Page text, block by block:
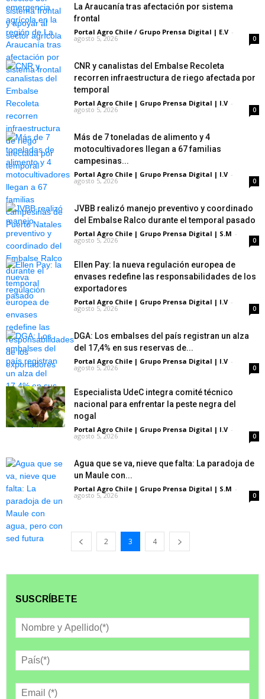
La Araucanía tras afectación por sistema
frontal
Portal Agro Chile / Grupo Prensa Digital | E.V -
agosto 5, 2026 0
CNR y canalistas del Embalse Recoleta
recorren infraestructura de riego afectada por
temporal
Portal Agro Chile | Grupo Prensa Digital | I.V -
agosto 5, 2026 0
Más de 7 toneladas de alimento y 4
motocultivadores llegan a 67 familias
campesinas...
Portal Agro Chile | Grupo Prensa Digital | I.V -
agosto 5, 2026 0
JVBB realizó manejo preventivo y coordinado
del Embalse Ralco durante el temporal pasado
Portal Agro Chile | Grupo Prensa Digital | S.M -
agosto 5, 2026 0
Ellen Pay: la nueva regulación europea de
envases redefine las responsabilidades de los
exportadores
Portal Agro Chile | Grupo Prensa Digital | I.V -
agosto 5, 2026 0
DGA: Los embalses del país registran un alza
del 17,4% en sus reservas de...
Portal Agro Chile | Grupo Prensa Digital | I.V -
agosto 5, 2026 0
Especialista UdeC integra comité técnico
nacional para enfrentar la peste negra del
nogal
Portal Agro Chile | Grupo Prensa Digital | I.V -
agosto 5, 2026 0
Agua que se va, nieve que falta: La paradoja de
un Maule con...
Portal Agro Chile | Grupo Prensa Digital | S.M -
agosto 5, 2026 0
2 3 4
SUSCRÍBETE